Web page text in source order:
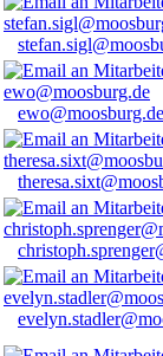
ewo@moosburg.de